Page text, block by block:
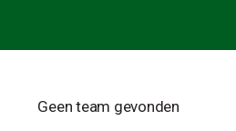
Geen team gevonden